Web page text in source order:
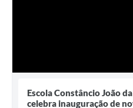
Escola Constâncio João
celebra inauguração de